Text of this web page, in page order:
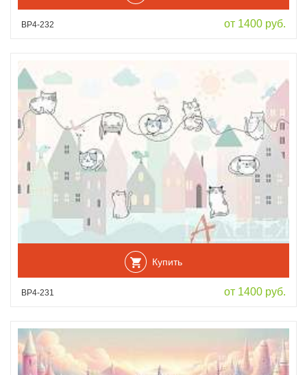
ВР4-232 от 1400 руб.
Купить
ВР4-231 от 1400 руб.